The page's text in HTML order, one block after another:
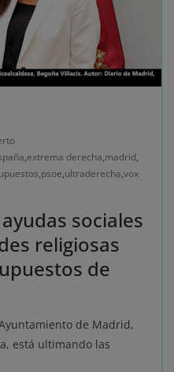
,extrema derecha,madrid,
,psoe,ultraderecha,vox
sociales
religiosas
de
de Madrid,
está ultimando las